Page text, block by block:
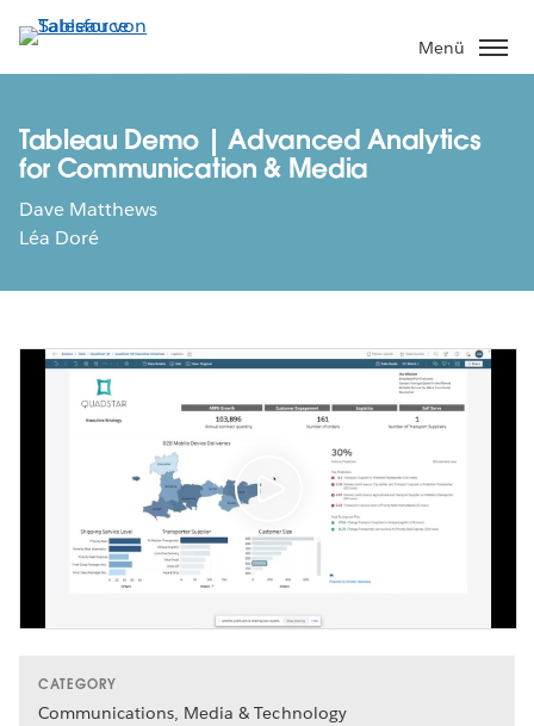
Direkt
zum
Inhalt
Menü
Tableau Demo | Advanced Analytics
for Communication & Media
Dave Matthews
Léa Doré
CATEGORY
Communications, Media & Technology